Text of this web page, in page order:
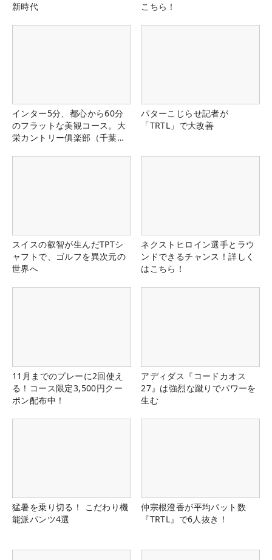
新時代 こちら！
インター5分、都心から60分
のフラットな美観コース。大
栄カントリー俱楽部（千葉
パターこじらせ記者が
「TRTL」で大改善
スイスの叡智が生んだTPTシ
ャフトで、ゴルフを異次元の
世界へ
ネクストヒロイン選手とラウ
ンドできるチャンス！詳しく
はこちら！
11月までのプレーに2回使え
る！コース限定3,500円クー
ポン配布中！
アディダス『コードカオス
27』は強烈な蹴りでパワーを
生む
猛暑を乗り切る！ こだわり機
能派パンツ4選
仲宗根澄香が平均パット数
『TRTL』で6人抜き！